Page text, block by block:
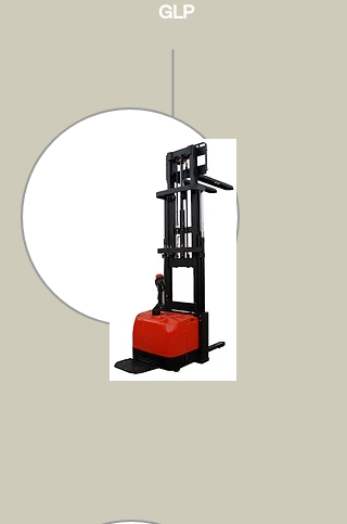
GLP